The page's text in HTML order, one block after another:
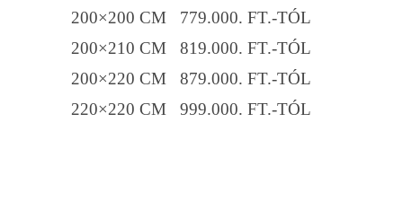
200×200 CM 779.000. FT.-TÓL
200×210 CM 819.000. FT.-TÓL
200×220 CM 879.000. FT.-TÓL
220×220 CM 999.000. FT.-TÓL